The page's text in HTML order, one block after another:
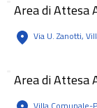
Area di Attesa
Via U. Zanotti,
Area di Attesa
Villa Comunale-